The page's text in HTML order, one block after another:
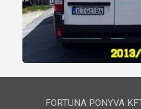
FORTUNA PONYVA